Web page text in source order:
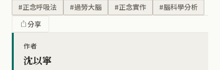
#正念呼吸法 #過勞大腦 #正念實作
#腦科學分析
分享
作者
沈以寧